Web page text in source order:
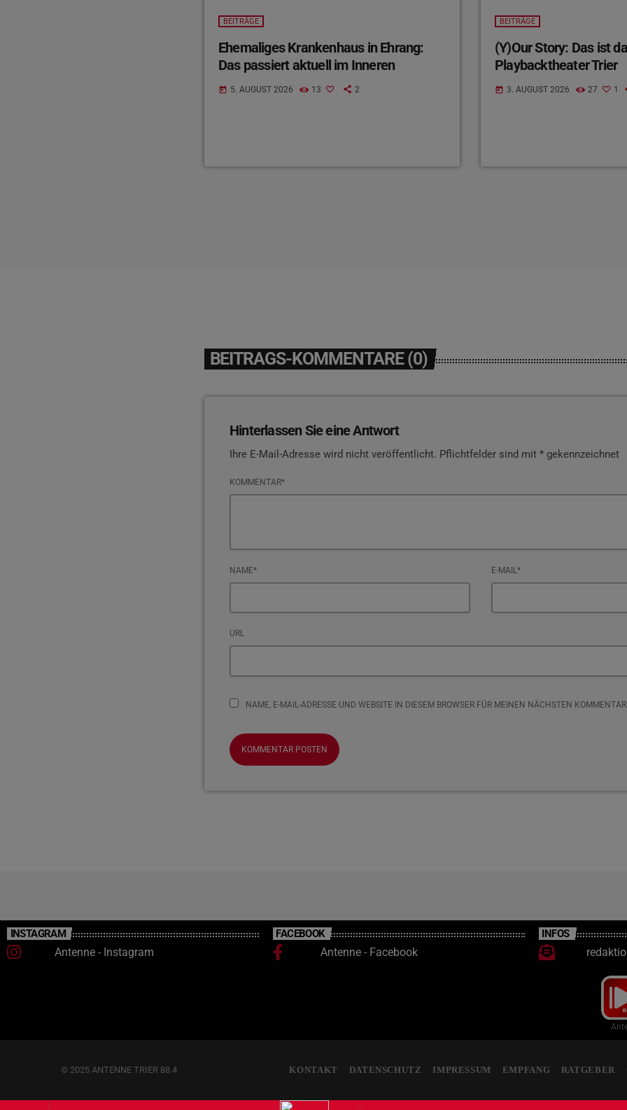
BEITRÄGE
Ehemaliges Krankenhaus in Ehrang:
Das passiert aktuell im Inneren
today 5. AUGUST 2026 13 2
BEITRÄGE
(Y)Our Story: Das ist
Playbacktheater Trier
today 3. AUGUST 2026 27 1
BEITRAGS-KOMMENTARE (0)
Hinterlassen Sie eine Antwort
Ihre E-Mail-Adresse wird nicht veröffentlicht. Pflichtfelder sind mit * gekennzeichnet
KOMMENTAR*
NAME* E-MAIL*
URL
NAME, E-MAIL-ADRESSE UND WEBSITE IN DIESEM BROWSER FÜR MEINEN NÄCHSTEN
INSTAGRAM
Antenne - Instagram
FACEBOOK
Antenne - Facebook
INFOS
© 2025 ANTENNE TRIER 88.4 KONTAKT DATENSCHUTZ IMPRESSUM EMPFANG RATGEBER